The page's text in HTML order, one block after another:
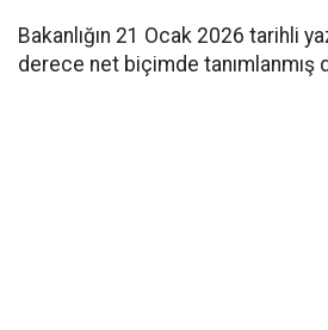
Bakanlığın 21 Ocak 2026 tarihli
derece net biçimde tanımlanmış